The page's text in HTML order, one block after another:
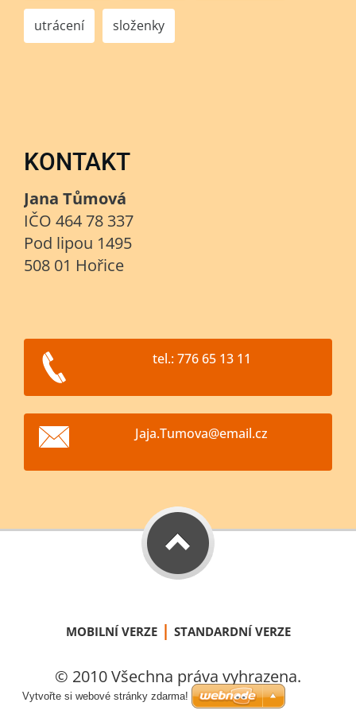
utrácení složenky
KONTAKT
Jana Tůmová
IČO 464 78 337
Pod lipou 1495
508 01 Hořice
tel.: 776 65 13 11
Jaja.Tumova@email.cz
MOBILNÍ VERZE | STANDARDNÍ VERZE
© 2010 Všechna práva vyhrazena.
Vytvořte si webové stránky zdarma!